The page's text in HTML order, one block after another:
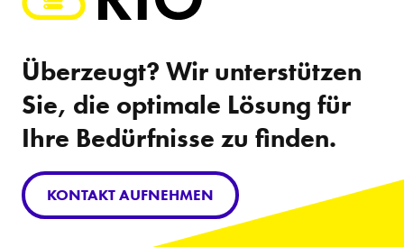
Überzeugt? Wir unterstützen
Sie, die optimale Lösung für
Ihre Bedürfnisse zu finden.
KONTAKT AUFNEHMEN